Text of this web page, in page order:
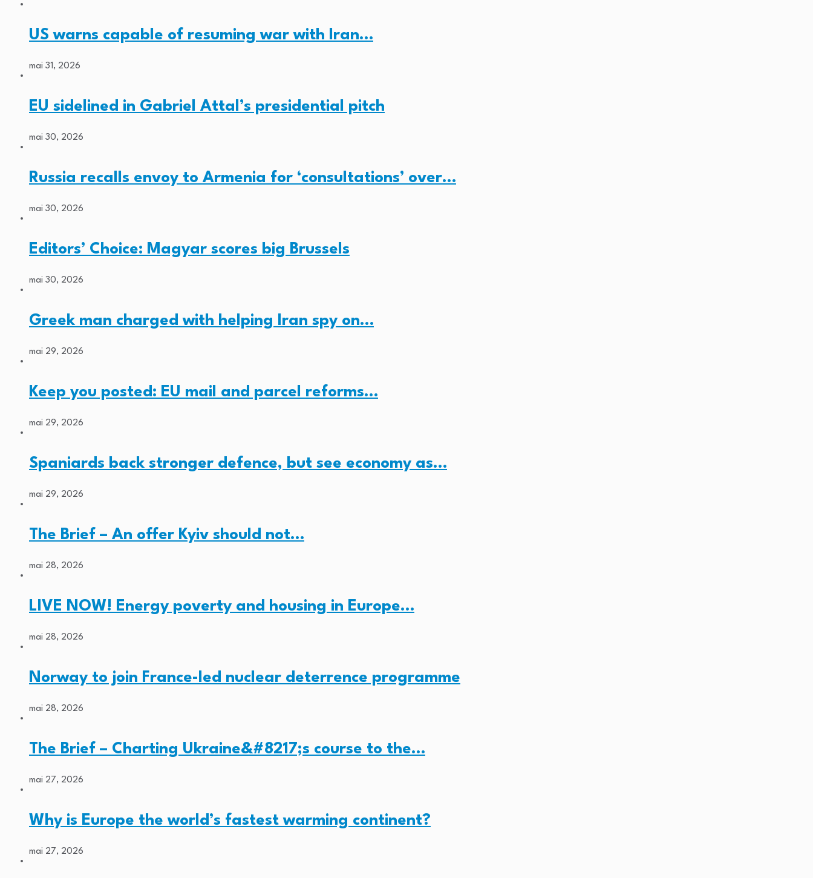
US warns capable of resuming war with Iran…
mai 31, 2026
EU sidelined in Gabriel Attal’s presidential pitch
mai 30, 2026
Russia recalls envoy to Armenia for ‘consultations’ over…
mai 30, 2026
Editors’ Choice: Magyar scores big Brussels
mai 30, 2026
Greek man charged with helping Iran spy on…
mai 29, 2026
Keep you posted: EU mail and parcel reforms…
mai 29, 2026
Spaniards back stronger defence, but see economy as…
mai 29, 2026
The Brief – An offer Kyiv should not…
mai 28, 2026
LIVE NOW! Energy poverty and housing in Europe…
mai 28, 2026
Norway to join France-led nuclear deterrence programme
mai 28, 2026
The Brief – Charting Ukraine&#8217;s course to the…
mai 27, 2026
Why is Europe the world’s fastest warming continent?
mai 27, 2026